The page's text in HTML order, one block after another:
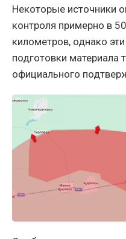
Некоторые источники
контроля примерно в
километров, однако
подготовки материала
официального